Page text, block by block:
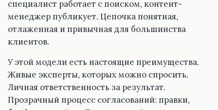
специалист работает с поиском, контент-
менеджер публикует. Цепочка понятная,
отлаженная и привычная для большинства
клиентов.
У этой модели есть настоящие преимущества.
Живые эксперты, которых можно спросить.
Личная ответственность за результат.
Прозрачный процесс согласований: правки,